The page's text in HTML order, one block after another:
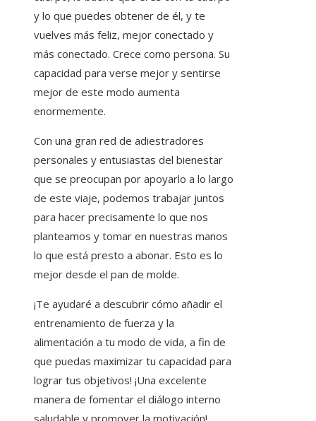
y lo que puedes obtener de él, y te
vuelves más feliz, mejor conectado y
más conectado. Crece como persona. Su
capacidad para verse mejor y sentirse
mejor de este modo aumenta
enormemente.
Con una gran red de adiestradores
personales y entusiastas del bienestar
que se preocupan por apoyarlo a lo largo
de este viaje, podemos trabajar juntos
para hacer precisamente lo que nos
planteamos y tomar en nuestras manos
lo que está presto a abonar. Esto es lo
mejor desde el pan de molde.
¡Te ayudaré a descubrir cómo añadir el
entrenamiento de fuerza y ​​la
alimentación a tu modo de vida, a fin de
que puedas maximizar tu capacidad para
lograr tus objetivos! ¡Una excelente
manera de fomentar el diálogo interno
saludable y promover la motivación!